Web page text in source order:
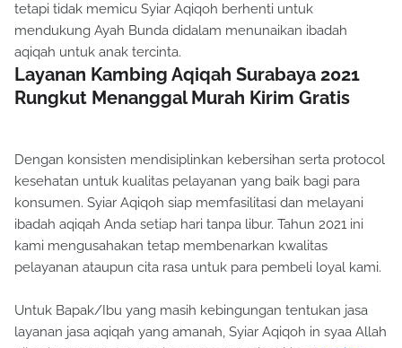
tetapi tidak memicu Syiar Aqiqoh berhenti untuk
mendukung Ayah Bunda didalam menunaikan ibadah
aqiqah untuk anak tercinta.
Layanan Kambing Aqiqah Surabaya 2021
Rungkut Menanggal Murah Kirim Gratis
Dengan konsisten mendisiplinkan kebersihan serta protocol
kesehatan untuk kualitas pelayanan yang baik bagi para
konsumen. Syiar Aqiqoh siap memfasilitasi dan melayani
ibadah aqiqah Anda setiap hari tanpa libur. Tahun 2021 ini
kami mengusahakan tetap membenarkan kwalitas
pelayanan ataupun cita rasa untuk para pembeli loyal kami.
Untuk Bapak/Ibu yang masih kebingungan tentukan jasa
layanan jasa aqiqah yang amanah, Syiar Aqiqoh in syaa Allah